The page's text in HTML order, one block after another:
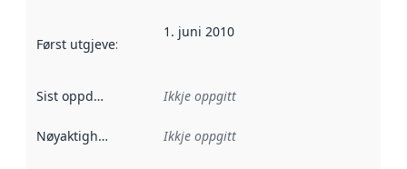
Først utgjeve: Denne datoen seier når dataa i dette
1. juni 2010
Sist oppdatert Ikkje oppgitt
Nøyaktigheit Ikkje oppgitt